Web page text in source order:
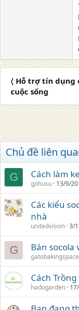
〈 Hỗ trợ tín
cuộc sống
Chủ đề liên
G Cách làm
gohusu 13/9/
Các kiểu
nhà
unitedvision 3/
G Bán socola
gatobakingspace
Cách
hadogarden